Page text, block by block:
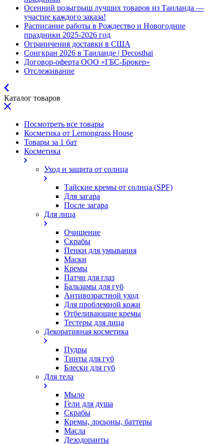
Осенний розыгрыш лучших товаров из Таиланда —
участие каждого заказа!
Расписание работы в Рождество и Новогодние
праздники 2025-2026 год
Ограничения доставки в США
Сонгкран 2026 в Таиланде | Decosthai
Договор-оферта ООО «ГБС-Брокер»
Отслеживание
Каталог товаров
Посмотреть все товары
Косметика от Lemongrass House
Товары за 1 бат
Косметика
Уход и защита от солнца
Тайские кремы от солнца (SPF)
Для загара
После загара
Для лица
Очищение
Скрабы
Пенки для умывания
Маски
Кремы
Патчи для глаз
Бальзамы для губ
Антивозрастной уход
Для проблемной кожи
Oтбеливающие кремы
Тестеры для лица
Декоративная косметика
Пудры
Тинты для губ
Блески для губ
Для тела
Мыло
Гели для душа
Скрабы
Кремы, лосьоны, баттеры
Масла
Дезодоранты